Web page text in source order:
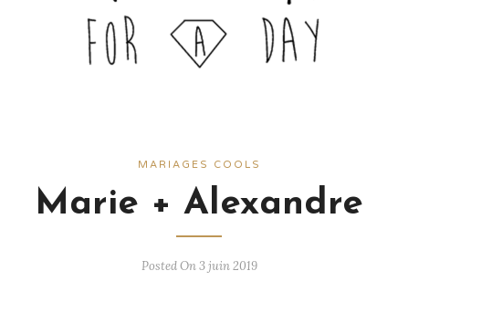
MARIAGES COOLS
Marie + Alexandre
Posted On 3 juin 2019